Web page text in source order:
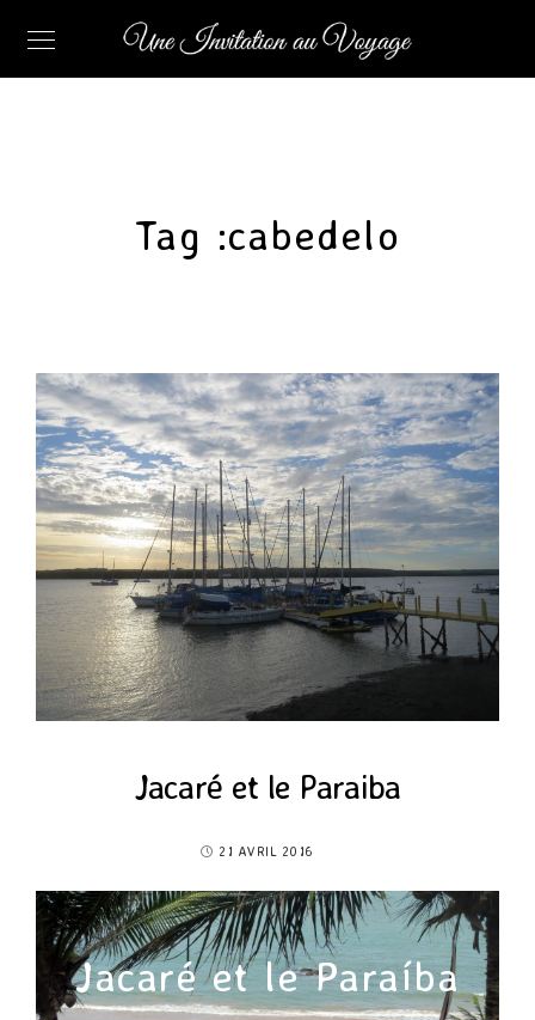
Tag :cabedelo
Jacaré et le Paraiba
21 AVRIL 2016
Jacaré et le Paraíba